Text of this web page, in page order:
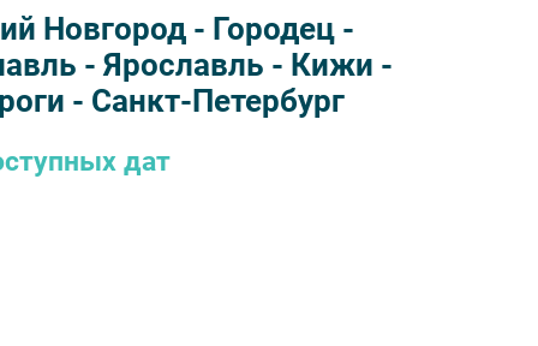
Новгород - Городец -
- Ярославль - Кижи -
- Санкт-Петербург
дат